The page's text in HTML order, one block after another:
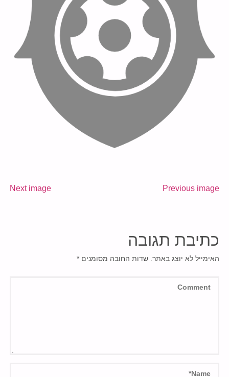
Previous image
Next image
כתיבת תגובה
האימייל לא יוצג באתר. שדות החובה מסומנים *